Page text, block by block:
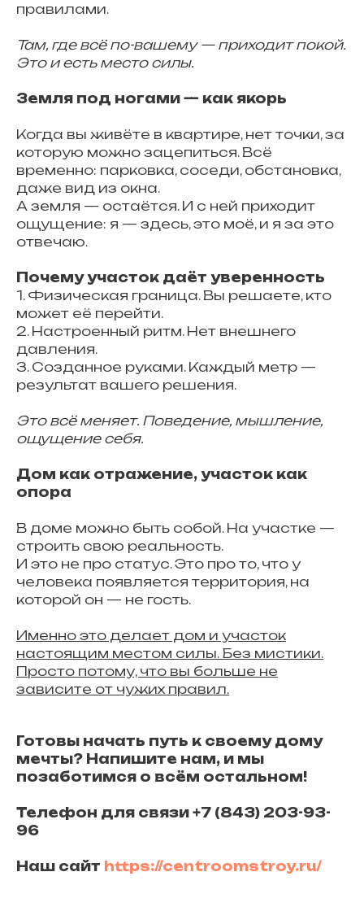
правилами.
Там, где всё по-вашему — приходит покой.
Это и есть место силы.
Земля под ногами — как якорь
Когда вы живёте в квартире, нет точки, за
которую можно зацепиться. Всё
временно: парковка, соседи, обстановка,
даже вид из окна.
А земля — остаётся. И с ней приходит
ощущение: я — здесь, это моё, и я за это
отвечаю.
Почему участок даёт уверенность
1. Физическая граница. Вы решаете, кто
может её перейти.
2. Настроенный ритм. Нет внешнего
давления.
3. Созданное руками. Каждый метр —
результат вашего решения.
Это всё меняет. Поведение, мышление,
ощущение себя.
Дом как отражение, участок как
опора
В доме можно быть собой. На участке —
строить свою реальность.
И это не про статус. Это про то, что у
человека появляется территория, на
которой он — не гость.
Именно это делает дом и участок
настоящим местом силы. Без мистики.
Просто потому, что вы больше не
зависите от чужих правил.
Готовы начать путь к своему дому
мечты? Напишите нам, и мы
позаботимся о всём остальном!
Телефон для связи +7 (843) 203-93-
96
Наш сайт https://centroomstroy.ru/